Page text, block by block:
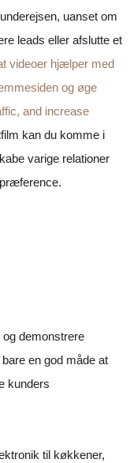
uanset om
leads eller afslutte et
videoer hjælper med
og øge
and increase
kan du komme i
varige relationer
demonstrere
en god måde at
kunders
til køkkener,